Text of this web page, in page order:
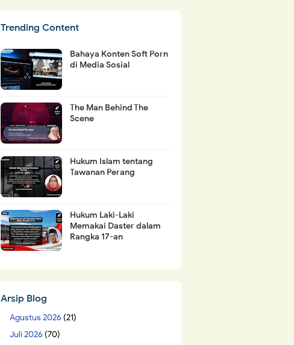
Trending Content
Bahaya Konten Soft Porn
di Media Sosial
The Man Behind The
Scene
Hukum Islam tentang
Tawanan Perang
Hukum Laki-Laki
Memakai Daster dalam
Rangka 17-an
Arsip Blog
Agustus 2026 (21)
Juli 2026 (70)